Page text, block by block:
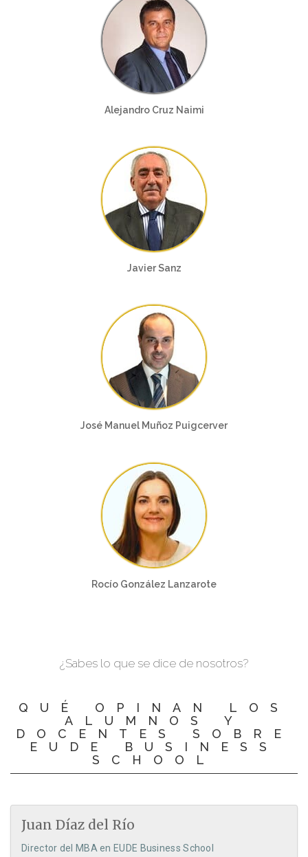
Alejandro Cruz Naimi
Javier Sanz
José Manuel Muñoz Puigcerver
Rocío González Lanzarote
¿Sabes lo que se dice de nosotros?
QUÉ OPINAN LOS
ALUMNOS Y
DOCENTES SOBRE
EUDE BUSINESS
SCHOOL
Juan Díaz del Río
Director del MBA en EUDE Business School